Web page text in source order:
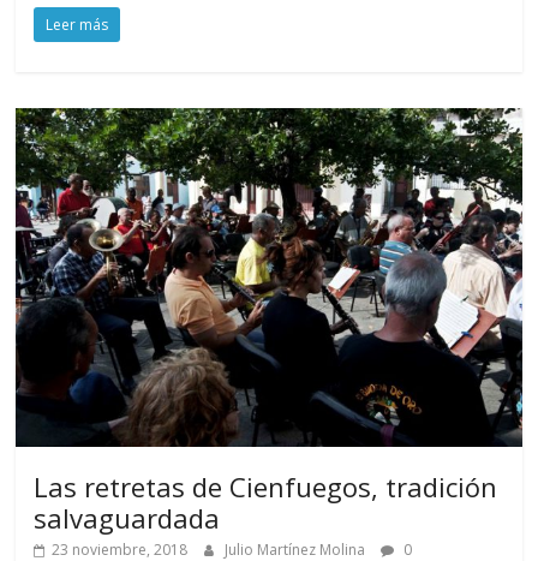
Leer más
Las retretas de Cienfuegos, tradición
salvaguardada
23 noviembre, 2018 Julio Martínez Molina
0